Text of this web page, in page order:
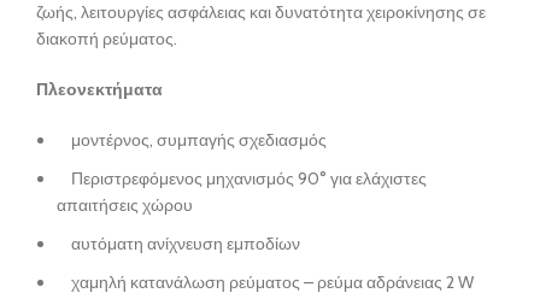
ζωής, λειτουργίες ασφάλειας και δυνατότητα χειροκίνησης σε
διακοπή ρεύματος.
Πλεονεκτήματα
μοντέρνος, συμπαγής σχεδιασμός
Περιστρεφόμενος μηχανισμός 90° για ελάχιστες
απαιτήσεις χώρου
αυτόματη ανίχνευση εμποδίων
χαμηλή κατανάλωση ρεύματος – ρεύμα αδράνειας 2 W